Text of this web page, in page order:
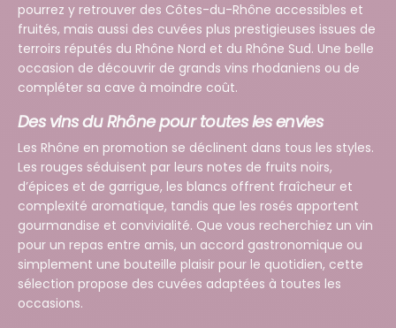
pourrez y retrouver des Côtes-du-Rhône accessibles et
fruités, mais aussi des cuvées plus prestigieuses issues de
terroirs réputés du Rhône Nord et du Rhône Sud. Une belle
occasion de découvrir de grands vins rhodaniens ou de
compléter sa cave à moindre coût.
Des vins du Rhône pour toutes les envies
Les Rhône en promotion se déclinent dans tous les styles.
Les rouges séduisent par leurs notes de fruits noirs,
d’épices et de garrigue, les blancs offrent fraîcheur et
complexité aromatique, tandis que les rosés apportent
gourmandise et convivialité. Que vous recherchiez un vin
pour un repas entre amis, un accord gastronomique ou
simplement une bouteille plaisir pour le quotidien, cette
sélection propose des cuvées adaptées à toutes les
occasions.